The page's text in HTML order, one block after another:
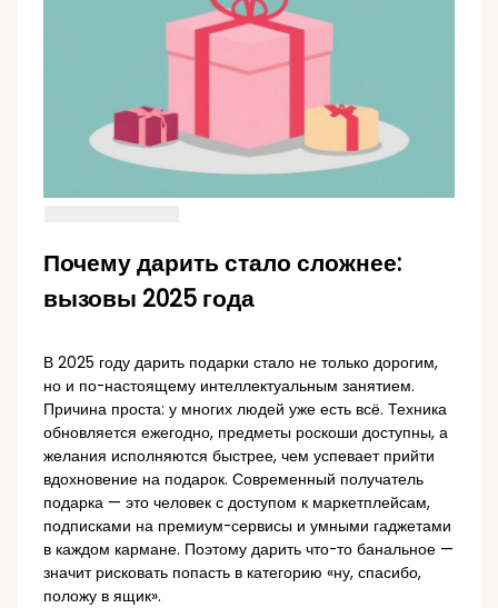
Почему дарить стало сложнее:
вызовы 2025 года
В 2025 году дарить подарки стало не только дорогим,
но и по-настоящему интеллектуальным занятием.
Причина проста: у многих людей уже есть всё. Техника
обновляется ежегодно, предметы роскоши доступны, а
желания исполняются быстрее, чем успевает прийти
вдохновение на подарок. Современный получатель
подарка — это человек с доступом к маркетплейсам,
подписками на премиум-сервисы и умными гаджетами
в каждом кармане. Поэтому дарить что-то банальное —
значит рисковать попасть в категорию «ну, спасибо,
положу в ящик».